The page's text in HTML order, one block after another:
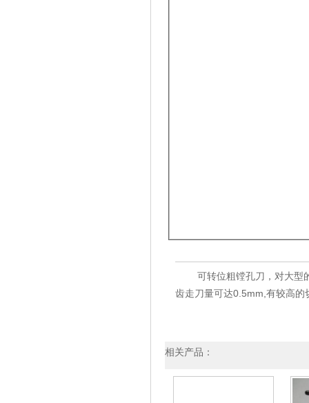
可转位粗镗孔刀，对大型的
齿走刀量可达0.5mm,有较高的
相关产品：